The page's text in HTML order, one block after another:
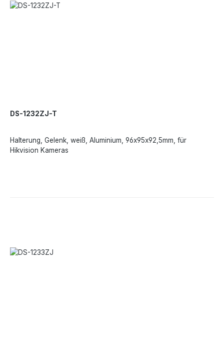
DS-1232ZJ-T
Halterung, Gelenk, weiß, Aluminium, 96x95x92,5mm, für
Hikvision Kameras